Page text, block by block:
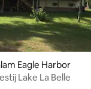
5, 42 ulasan
Eagle Harbor
Lake La Belle